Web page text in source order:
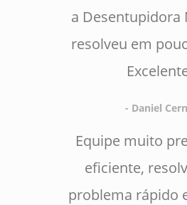
a Desentupidora
resolveu em
- Daniel
Equipe muito
eficiente,
problema rápido